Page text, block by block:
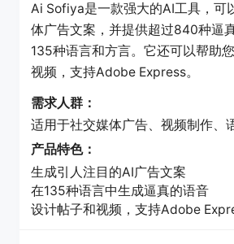
Ai Sofiya是一款强大的AI工具，可
体广告文案，并提供超过840种逼
135种语言和方言。它还可以帮助
视频，支持Adobe Express。
需求人群：
适用于社交媒体广告、视频制作、
产品特色：
生成引人注目的AI广告文案
在135种语言中生成逼真的语音
设计帖子和视频，支持Adobe